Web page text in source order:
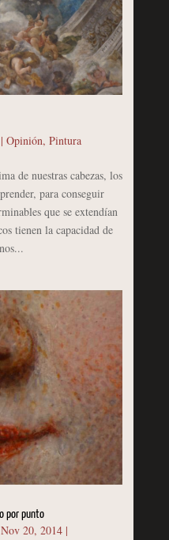
Opinión, Pintura
de nuestras cabezas, los
para conseguir
que se extendían
tienen la capacidad de
por punto
Nov 20, 2014|